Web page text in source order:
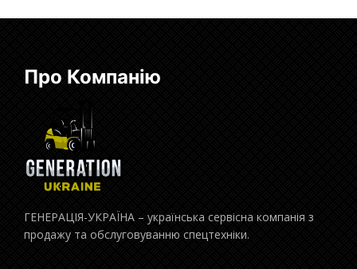
Про Компанію
ГЕНЕРАЦІЯ-УКРАЇНА – українська сервісна компанія з
продажу та обслуговуванню спецтехніки.